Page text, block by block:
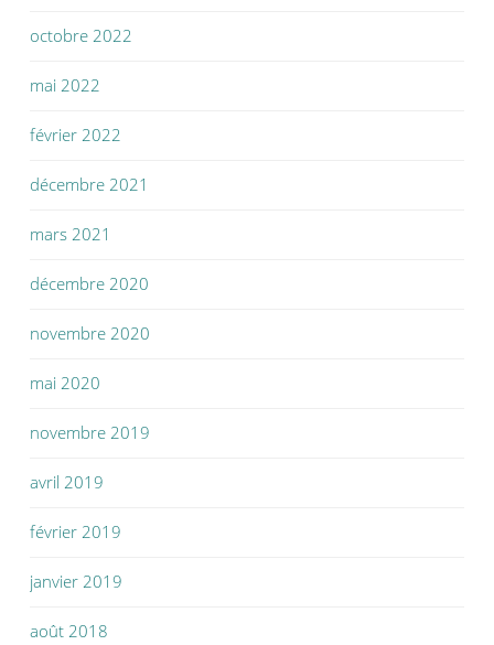
octobre 2022
mai 2022
février 2022
décembre 2021
mars 2021
décembre 2020
novembre 2020
mai 2020
novembre 2019
avril 2019
février 2019
janvier 2019
août 2018